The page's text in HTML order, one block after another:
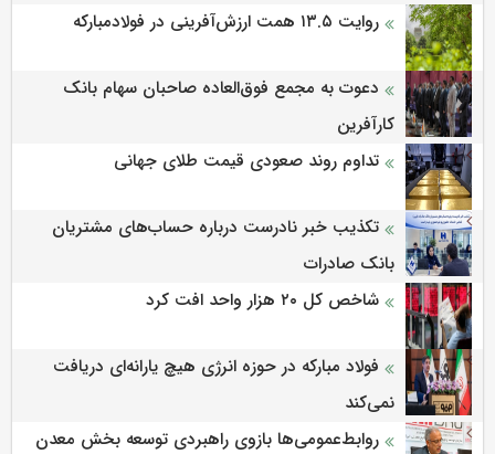
روایت ۱۳.۵ همت ارزش‌آفرینی در فولادمبارکه
دعوت به مجمع فوق‌العاده صاحبان سهام بانک
کارآفرین
تداوم روند صعودی قیمت طلای جهانی
تکذیب خبر نادرست درباره حساب‌های مشتریان
بانک صادرات
شاخص کل ۲۰ هزار واحد افت کرد
فولاد مبارکه در حوزه انرژی هیچ یارانه‌ای دریافت
نمی‌کند
روابط‌‌عمومی‌ها بازوی راهبردی توسعه بخش معدن